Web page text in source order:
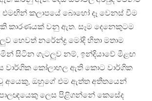
කලාපයේ බොහෝ දෑ වෙනස් වීම
කාරණයක් වනු ඇත. සෑම දෙනෙකුටම
හෙවත් නරේන්ද්‍ර මෝදි හිතා මතාම
සිටින ගැටලුව නම්, ඉන්දියාවේ මීළඟ
වාර්ගික කෝලාහල ඇති කොට වාර්ගික
අයෙකු, ඔහුගේ එම ඇත්ත අතීතයෙන්
ලෙස පිළිගන්නේ කෙසේද